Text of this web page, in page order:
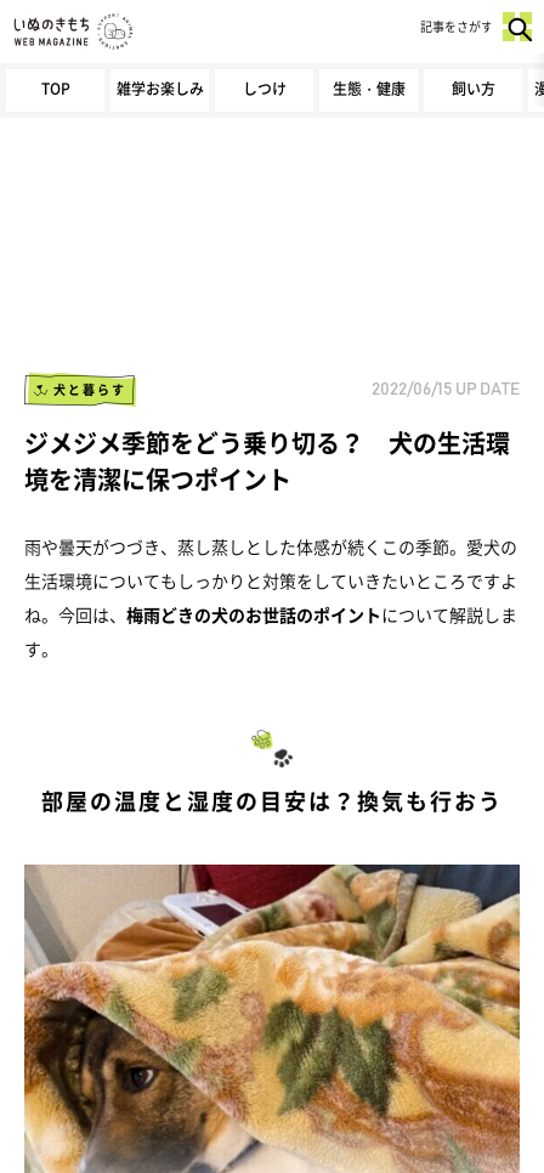
TOP 雑学お楽しみ しつけ 生態・健康 飼い方
記事をさがす
犬と暮らす 2022/06/15 UP DATE
ジメジメ季節をどう乗り切る？ 犬の生活環
境を清潔に保つポイント
雨や曇天がつづき、蒸し蒸しとした体感が続くこの季節。愛犬の
生活環境についてもしっかりと対策をしていきたいところですよ
ね。今回は、 梅雨どきの犬のお世話のポイントについて解説しま
す。
部屋の温度と湿度の目安は？換気も行おう